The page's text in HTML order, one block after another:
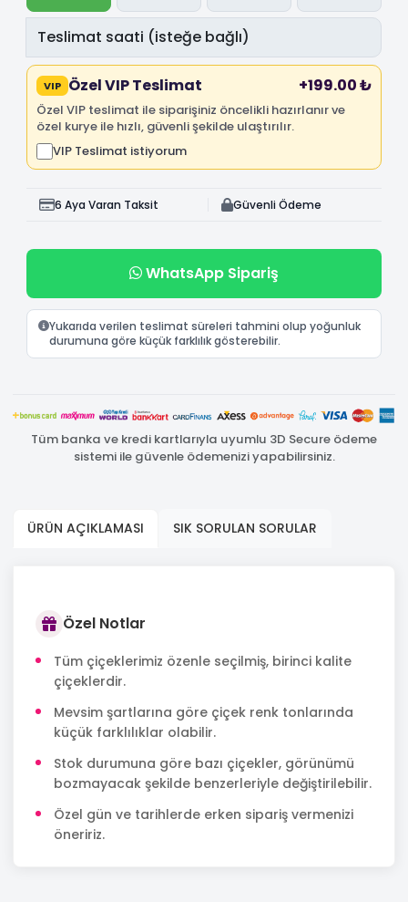
VIP Özel VIP Teslimat +199.00 ₺
Özel VIP teslimat ile siparişiniz öncelikli hazırlanır ve
özel kurye ile hızlı, güvenli şekilde ulaştırılır.
VIP Teslimat istiyorum
6 Aya Varan Taksit Güvenli Ödeme
WhatsApp Sipariş
Yukarıda verilen teslimat süreleri tahmini olup yoğunluk
durumuna göre küçük farklılık gösterebilir.
Tüm banka ve kredi kartlarıyla uyumlu 3D Secure ödeme
sistemi ile güvenle ödemenizi yapabilirsiniz.
ÜRÜN AÇIKLAMASI SIK SORULAN SORULAR
Özel Notlar
Tüm çiçeklerimiz özenle seçilmiş, birinci kalite
çiçeklerdir.
Mevsim şartlarına göre çiçek renk tonlarında
küçük farklılıklar olabilir.
Stok durumuna göre bazı çiçekler, görünümü
bozmayacak şekilde benzerleriyle değiştirilebilir.
Özel gün ve tarihlerde erken sipariş vermenizi
öneririz.